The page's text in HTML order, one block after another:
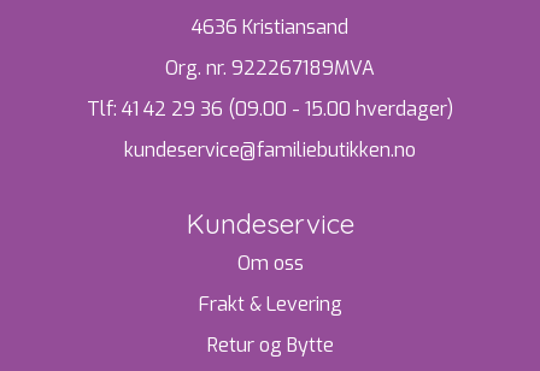
4636 Kristiansand
Org. nr. 922267189MVA
Tlf: 41 42 29 36 (09.00 - 15.00 hverdager)
kundeservice@familiebutikken.no
Kundeservice
Om oss
Frakt & Levering
Retur og Bytte